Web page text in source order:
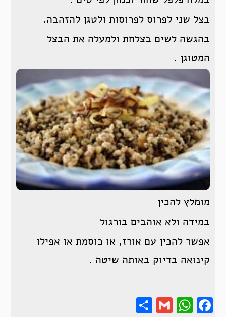
בצל שני לפרוס לפרוסות ולטגן להזהבה.
בהגשה לשים בצלחת ולמעלה את הבצל
המטוגן .
מומלץ להכין
במידה ולא אוהבים בורגול
אפשר להכין עם אורז, או כוסמת או אפילו
קינואה בדיוק באותה שיטה .
Gmail
Share